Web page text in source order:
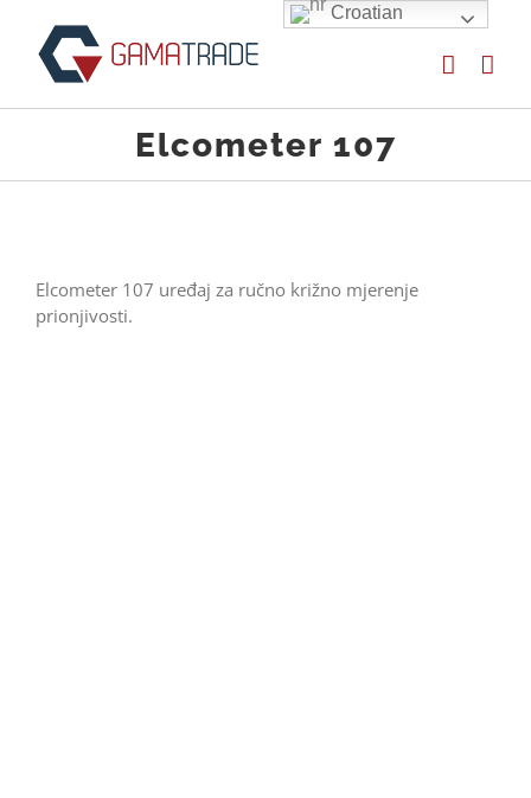
content
Elcometer 107
Elcometer 107 uređaj za ručno križno mjerenje
prionjivosti.
Croatian